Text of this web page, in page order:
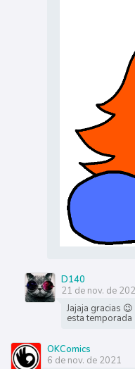
D140
21 de nov. de
Jajaja gracias
esta temporada
OKComics
6 de nov. de 2021